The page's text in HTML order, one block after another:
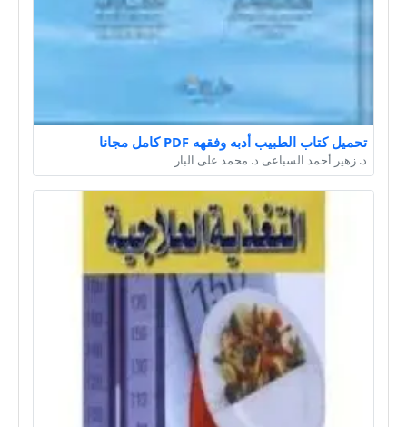
تحميل كتاب الطبيب أدبه وفقهه PDF كامل مجانا
د. زهير أحمد السباعى د. محمد على البار